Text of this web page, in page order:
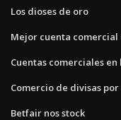
Los dioses de oro
Mejor cuenta
Cuentas comerciales
Comercio de divisas
Betfair nos stock